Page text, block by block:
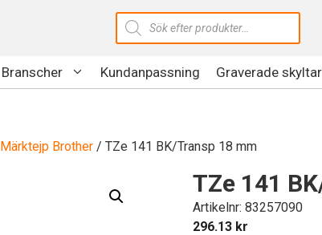
Produktsökning
Branscher Kundanpassning Graverade skyltar
Märktejp Brother / TZe 141 BK/Transp 18 mm
TZe 141
Artikelnr: 83257090
296.13 kr